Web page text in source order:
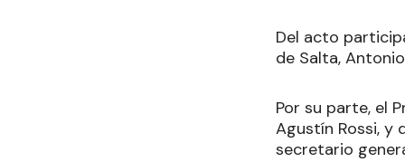
Del acto
de Salta,
Por su parte, el
Agustín Rossi, y
secretario